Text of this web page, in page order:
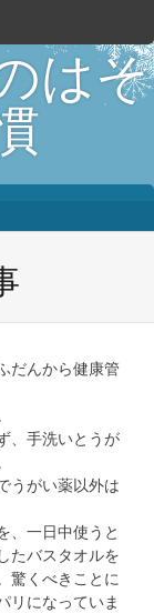
はそ
だんから健康管
、手洗いとうが
うがい薬以外は
、一日中使うと
たバスタオルを
驚くべきことに
リになっていま